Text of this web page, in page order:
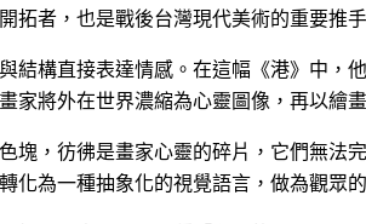
者，也是戰後台灣現代美術的重要推
結構直接表達情感。在這幅《港》中
將外在世界濃縮為心靈圖像，再以繪
塊，彷彿是畫家心靈的碎片，它們無
為一種抽象化的視覺語言，做為觀眾